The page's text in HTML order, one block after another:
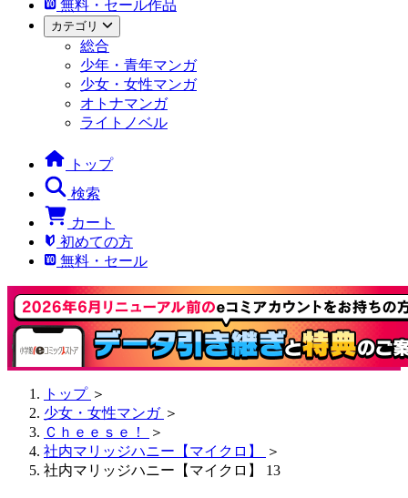
無料・セール作品
カテゴリ
総合
少年・青年マンガ
少女・女性マンガ
オトナマンガ
ライトノベル
トップ
検索
カート
初めての方
無料・セール
トップ ＞
少女・女性マンガ ＞
Ｃｈｅｅｓｅ！
＞
社内マリッジハニー【マイクロ】
＞
社内マリッジハニー【マイクロ】 13